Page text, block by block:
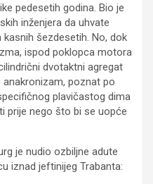
pedesetih godina. Bio je
inženjera da uhvate
šezdesetih. No, dok
ispod poklopca motora
dvotaktni agregat
poznat po
plavičastog dima
prije nego što bi se uopće
je nudio ozbiljne adute
iznad jeftinijeg Trabanta: